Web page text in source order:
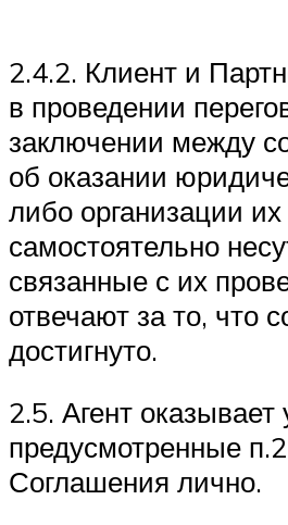
2.4.2. Клиент и
в проведении
заключении между
об оказании
либо организации их
самостоятельно
связанные с их
отвечают за то, что
достигнуто.
2.5. Агент оказывает
предусмотренные
Соглашения лично.